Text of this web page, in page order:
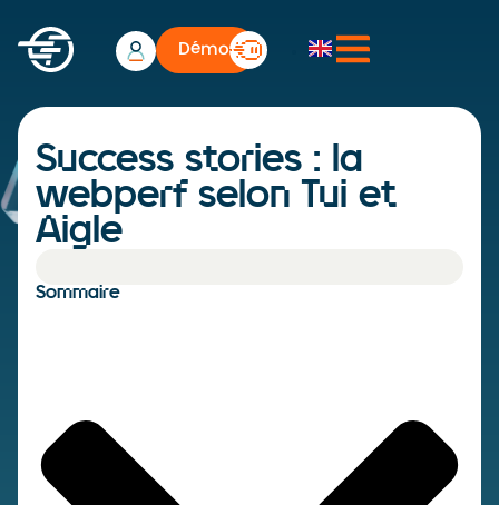
Démo
Success stories : la
webperf selon Tui et
Aigle
Sommaire